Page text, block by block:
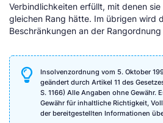
Verbindlichkeiten erfüllt, mit denen
gleichen Rang hätte. Im übrigen wird
Beschränkungen an der
Insolvenzordnung vom 5. Oktober
geändert durch Artikel 11 des
S. 1166) Alle Angaben ohne Gewähr.
Gewähr für inhaltliche Richtigkeit,
der bereitgestellten Informationen